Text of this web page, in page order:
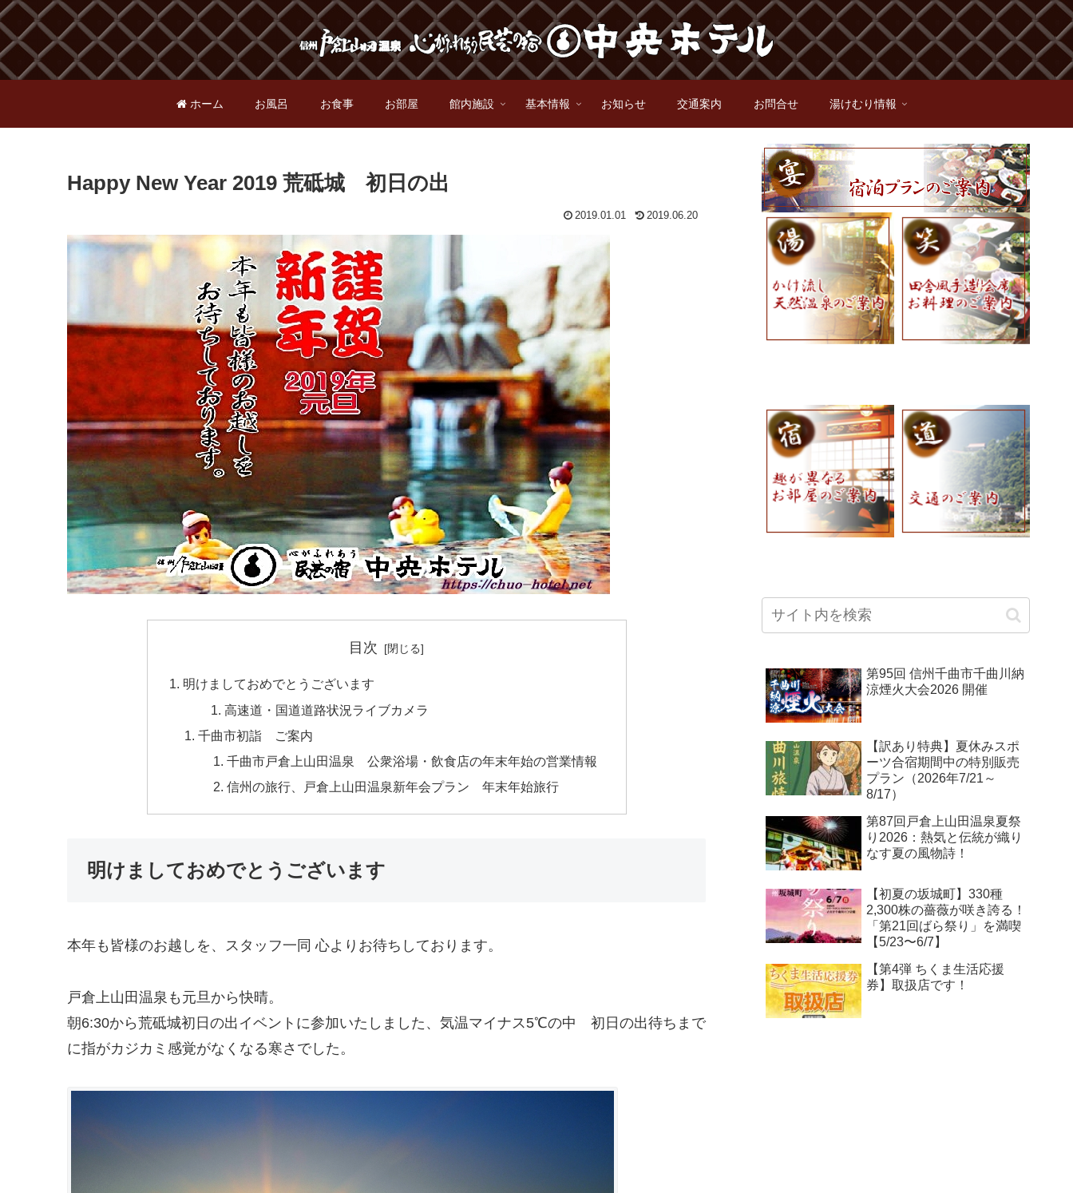
ホーム お風呂 お食事 お部屋 館内施設 基本情報 お知らせ 交通案内 お問合せ 湯けむり情報
Happy New Year 2019 荒砥城 初日の出
2019.01.01 2019.06.20
目次
明けましておめでとうございます
高速道・国道道路状況ライブカメラ
千曲市初詣 ご案内
千曲市戸倉上山田温泉 公衆浴場・飲食店の年末年始の営業情報
信州の旅行、戸倉上山田温泉新年会プラン 年末年始旅行
明けましておめでとうございます
本年も皆様のお越しを、スタッフ一同 心よりお待ちしております。
戸倉上山田温泉も元旦から快晴。
朝6:30から荒砥城初日の出イベントに参加いたしました、気温マイナス5℃の中 初日の出待ちまで
に指がカジカミ感覚がなくなる寒さでした。
第95回 信州千曲市千曲川納
涼煙火大会2026 開催
【訳あり特典】夏休みスポ
ーツ合宿期間中の特別販売
プラン（2026年7/21～
8/17）
第87回戸倉上山田温泉夏祭
り2026：熱気と伝統が織り
なす夏の風物詩！
【初夏の坂城町】330種
2,300株の薔薇が咲き誇る！
「第21回ばら祭り」を満喫
【5/23〜6/7】
【第4弾 ちくま生活応援
券】取扱店です！